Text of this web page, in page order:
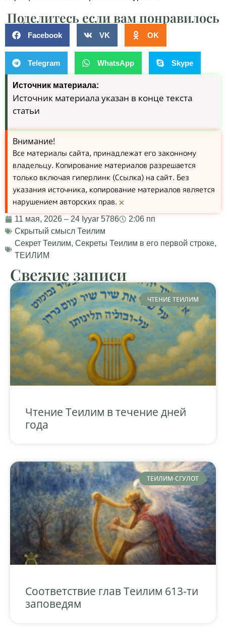
Поделитесь если вам понравилось
Facebook VK OK
Telegram WhatsApp Skype
Источник материала:
Источник материала указан в конце текста
статьи
Внимание!
Все материалы сайта, принадлежат его законному
владельцу. Копирование материалов разрешается
только включая гиперлинк (Ссылка) на сайт. Без
указания источника, копирование материалов является
нарушением авторских прав. ×
11 мая, 2026 – 24 Iyyar 5786
2:06 пп
Скрытый смысл Теилим
Секрет Теилим, Секреты Теилим в его первой строке,
ТЕИЛИМ
Свежие записи
ЧТЕНИЕ ТЕИЛИМ
Чтение Теилим в течение дней
года
ТЕИЛИМ-СГУЛОТ
Соответствие глав Теилим 613-ти
заповедям